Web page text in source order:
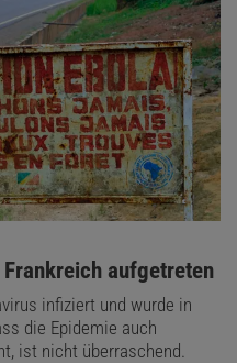
aufgetreten
infiziert und wurde in
die Epidemie auch
ist nicht überraschend.